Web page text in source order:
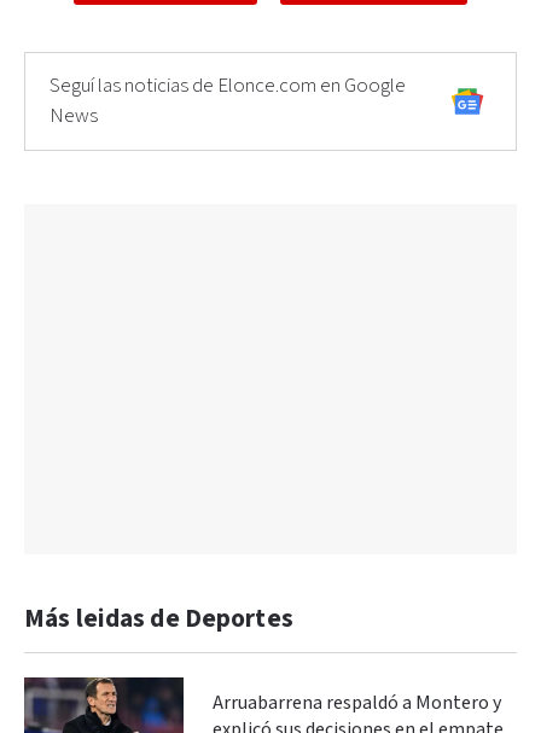
Seguí las noticias de Elonce.com en Google
News
Más leidas de Deportes
Arruabarrena respaldó a Montero y